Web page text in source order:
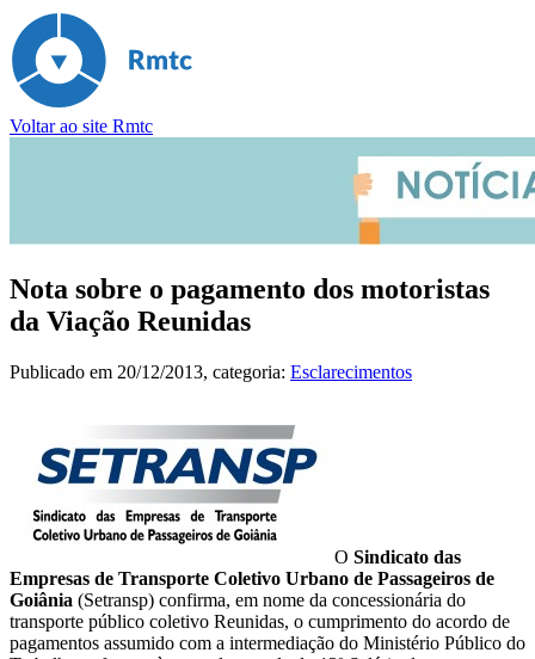
Voltar ao site Rmtc
Nota sobre o pagamento dos motoristas
da Viação Reunidas
Publicado em 20/12/2013, categoria: Esclarecimentos
O Sindicato das
Empresas de Transporte Coletivo Urbano de Passageiros de
Goiânia (Setransp) confirma, em nome da concessionária do
transporte público coletivo Reunidas, o cumprimento do acordo de
pagamentos assumido com a intermediação do Ministério Público do